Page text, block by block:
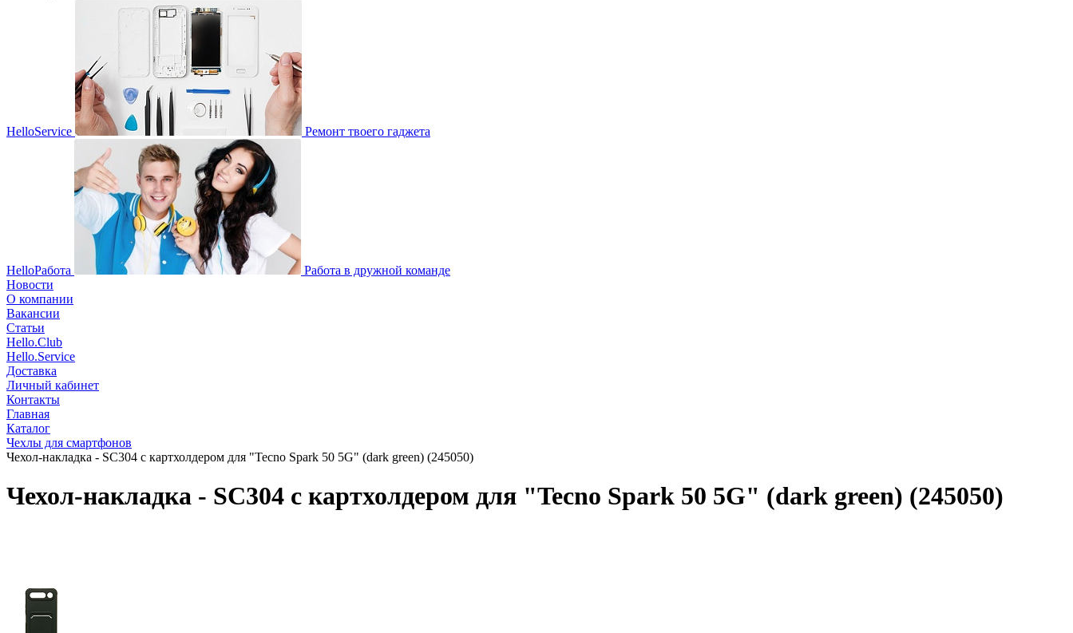
HelloService Ремонт твоего гаджета
HelloРабота
Работа в дружной команде
Новости
О компании
Вакансии
Статьи
Hello.Club
Hello.Service
Доставка
Личный кабинет
Контакты
Главная
Каталог
Чехлы для смартфонов
Чехол-накладка - SC304 с картхолдером для "Tecno Spark 50 5G" (dark green) (245050)
Чехол-накладка - SC304 с картхолдером для "Tecno Spark 50 5G" (dark green) (245050)